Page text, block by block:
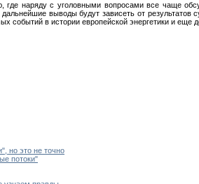
где наряду с уголовными вопросами все чаще
выводы будут зависеть от результатов
событий в истории европейской энергетики и еще
но это не точно
потоки"